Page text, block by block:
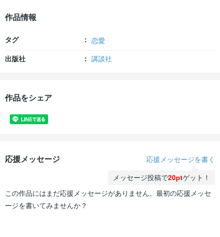
作品情報
タグ 恋愛
出版社 講談社
作品をシェア
応援メッセージ 応援メッセージを書く
メッセージ投稿で20ptゲット！
この作品にはまだ応援メッセージがありません。最初の応援メッセ
ージを書いてみませんか？